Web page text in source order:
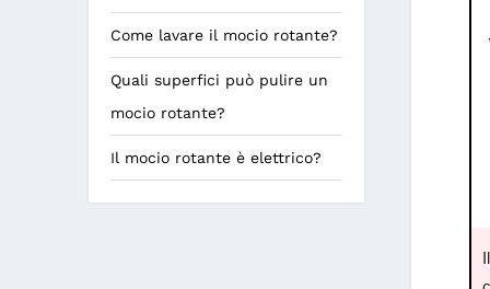
Come lavare il mocio rotante?
Quali superfici può pulire un
mocio rotante?
Il mocio rotante è elettrico?